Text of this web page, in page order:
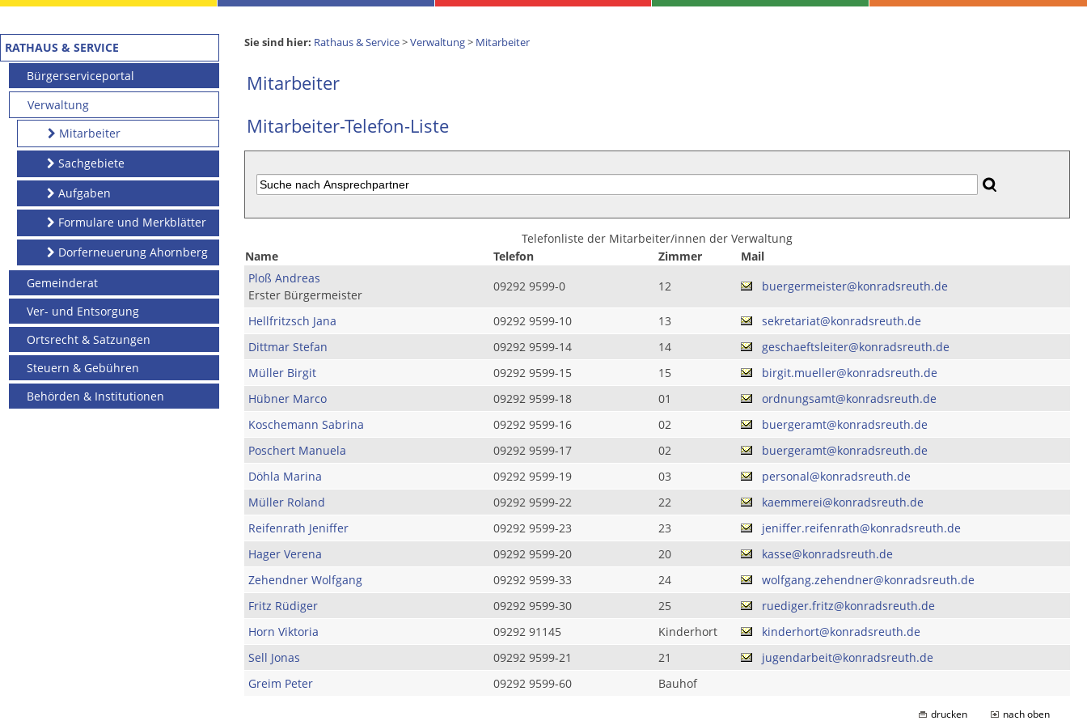
RATHAUS & SERVICE
Bürgerserviceportal
Verwaltung
Mitarbeiter
Sachgebiete
Aufgaben
Formulare und Merkblätter
Dorferneuerung Ahornberg
Gemeinderat
Ver- und Entsorgung
Ortsrecht & Satzungen
Steuern & Gebühren
Behörden & Institutionen
Sie sind hier: Rathaus & Service>Verwaltung> Mitarbeiter
Mitarbeiter
Mitarbeiter-Telefon-Liste
Telefonliste der Mitarbeiter/innen der Verwaltung
Name
Telefon Zimmer
Mail
Ploß Andreas
Erster Bürgermeister
09292 9599-0 12 buergermeister@konradsreuth.de
Hellfritzsch Jana 09292 9599-10 13
sekretariat@konradsreuth.de
Dittmar Stefan
09292 9599-14 14
geschaeftsleiter@konradsreuth.de
Müller Birgit
09292 9599-15 15
birgit.mueller@konradsreuth.de
Hübner Marco
09292 9599-18 01
ordnungsamt@konradsreuth.de
Koschemann Sabrina
09292 9599-16 02
buergeramt@konradsreuth.de
Poschert Manuela
09292 9599-17 02
buergeramt@konradsreuth.de
Döhla Marina
09292 9599-19 03
personal@konradsreuth.de
Müller Roland
09292 9599-22 22
kaemmerei@konradsreuth.de
Reifenrath Jeniffer
09292 9599-23 23
jeniffer.reifenrath@konradsreuth.de
Hager Verena
09292 9599-20 20
kasse@konradsreuth.de
Zehendner Wolfgang
09292 9599-33 24
wolfgang.zehendner@konradsreuth.de
Fritz Rüdiger
09292 9599-30 25
ruediger.fritz@konradsreuth.de
Horn Viktoria
09292 91145 Kinderhort
kinderhort@konradsreuth.de
Sell Jonas
09292 9599-21 21
jugendarbeit@konradsreuth.de
Greim Peter
09292 9599-60 Bauhof
drucken nach oben